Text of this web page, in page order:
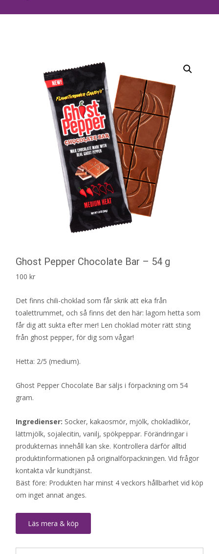
Ghost Pepper Chocolate Bar – 54 g
100 kr
Det finns chili-choklad som får skrik att eka från
toalettrummet, och så finns det den här: lagom hetta som
får dig att sukta efter mer! Len choklad möter rätt sting
från ghost pepper, för dig som vågar!
Hetta: 2/5 (medium).
Ghost Pepper Chocolate Bar säljs i förpackning om 54
gram.
Ingredienser: Socker, kakaosmör, mjölk, chokladlikör,
lättmjölk, sojalecitin, vanilj, spökpeppar. Förändringar i
produkternas innehåll kan ske. Kontrollera därför alltid
produktinformationen på originalförpackningen. Vid frågor
kontakta vår kundtjänst.
Bäst före: Produkten har minst 4 veckors hållbarhet vid köp
om inget annat anges.
Läs mera & köp